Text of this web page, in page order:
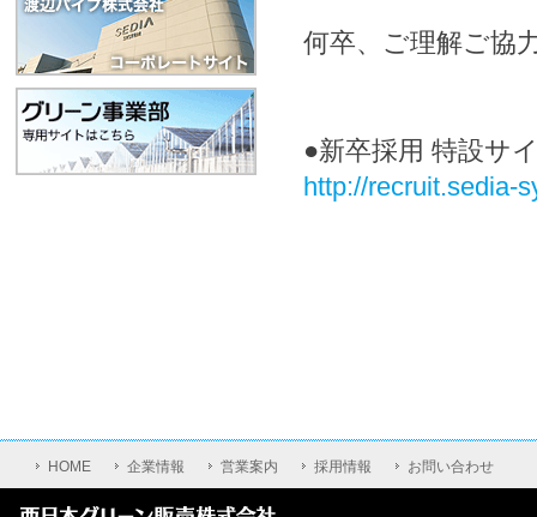
何卒、ご理解ご協
●新卒採用 特設サ
http://recruit.sedia-
HOME 企業情報 営業案内 採用情報 お問い合わせ